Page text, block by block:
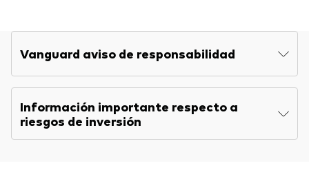
Vanguard aviso de responsabilidad
Información importante respecto a
riesgos de inversión